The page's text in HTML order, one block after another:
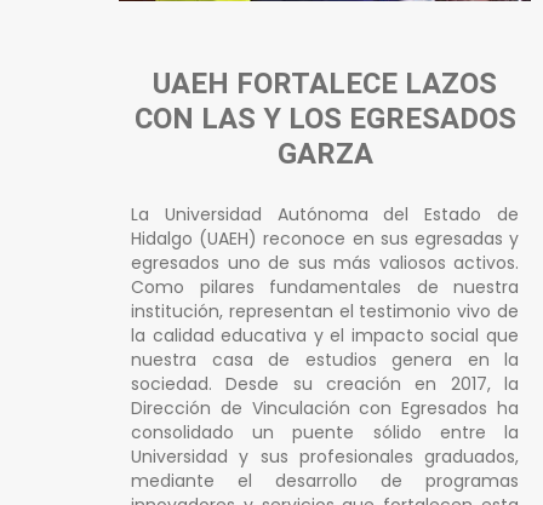
UAEH FORTALECE LAZOS
CON LAS Y LOS EGRESADOS
GARZA
La Universidad Autónoma del Estado de
Hidalgo (UAEH) reconoce en sus egresadas y
egresados uno de sus más valiosos activos.
Como pilares fundamentales de nuestra
institución, representan el testimonio vivo de
la calidad educativa y el impacto social que
nuestra casa de estudios genera en la
sociedad. Desde su creación en 2017, la
Dirección de Vinculación con Egresados ha
consolidado un puente sólido entre la
Universidad y sus profesionales graduados,
mediante el desarrollo de programas